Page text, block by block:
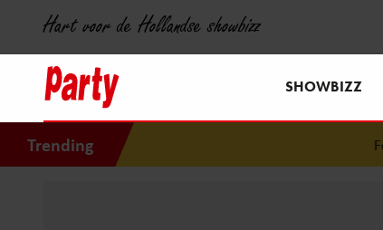
Hart voor de Hollandse showbizz
SHOWBIZZ
Trending